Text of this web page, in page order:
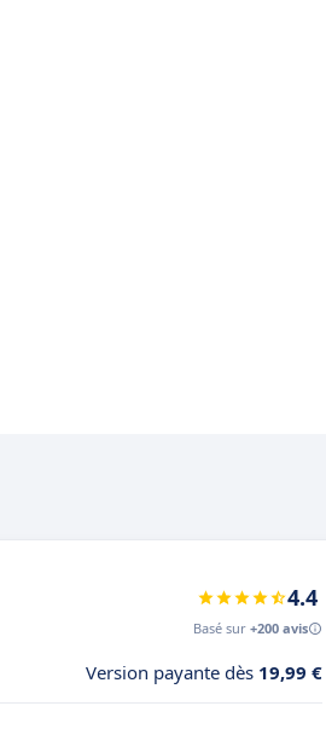
4.4
Basé sur +200 avis
Version payante dès 19,99 €